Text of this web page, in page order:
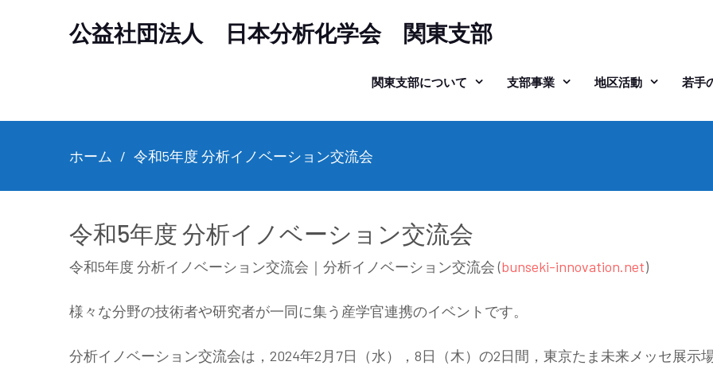
公益社団法人 日本分析化学会 関東支部
関東支部について 支部事業 地区活動 若手
ホーム 令和5年度 分析イノベーション交流会
令和5年度 分析イノベーション交流会
令和5年度 分析イノベーション交流会｜分析イノベーション交流会 (bunseki-innovation.net)
様々な分野の技術者や研究者が一同に集う産学官連携のイベントです。
分析イノベーション交流会は，2024年2月7日（水），8日（木）の2日間，東京たま未来メッセ展示